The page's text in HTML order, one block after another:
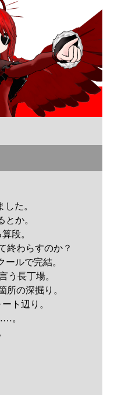
た。
か。
段。
終わらすのか？
ルで完結。
う長丁場。
の深掘り。
ト辺り。
。